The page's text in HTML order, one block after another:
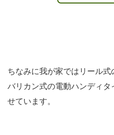
ちなみに我が家ではリール式
バリカン式の電動ハンディ
せています。